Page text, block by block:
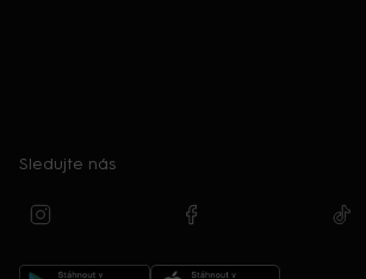
Sledujte nás